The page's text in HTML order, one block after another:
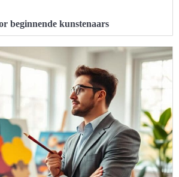
beginnende kunstenaars